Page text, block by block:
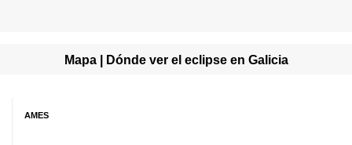
Mapa | Dónde ver el eclipse en Galicia
AMES